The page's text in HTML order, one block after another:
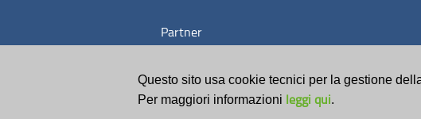
Partner
tecnologico
Questo sito usa cookie tecnici per la gestione
Per maggiori informazioni leggi qui.